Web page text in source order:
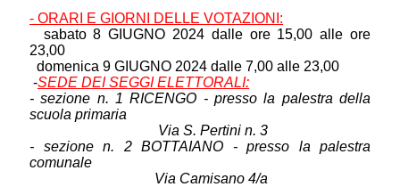
- ORARI E GIORNI DELLE VOTAZIONI:
sabato 8 GIUGNO 2024 dalle ore 15,00 alle ore
23,00
domenica 9 GIUGNO 2024 dalle 7,00 alle 23,00
-SEDE DEI SEGGI ELETTORALI:
- sezione n. 1 RICENGO - presso la palestra della
scuola primaria
Via S. Pertini n. 3
- sezione n. 2 BOTTAIANO - presso la palestra
comunale
Via Camisano 4/a